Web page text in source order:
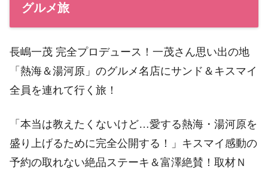
グルメ旅
長嶋一茂 完全プロデュース！一茂さん思い出の地
「熱海＆湯河原」のグルメ名店にサンド＆キスマイ
全員を連れて行く旅！
「本当は教えたくないけど…愛する熱海・湯河原を
盛り上げるために完全公開する！」キスマイ感動の
予約の取れない絶品ステーキ＆富澤絶賛！取材Ｎ